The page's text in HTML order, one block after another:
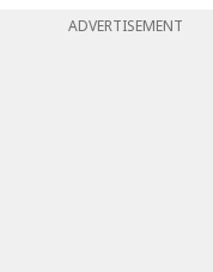
ADVERTISEMENT